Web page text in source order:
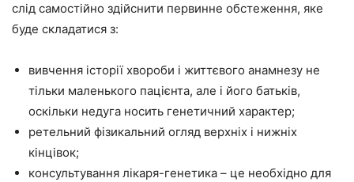
слід самостійно здійснити первинне обстеження, яке
буде складатися з:
вивчення історії хвороби і життєвого анамнезу не
тільки маленького пацієнта, але і його батьків,
оскільки недуга носить генетичний характер;
ретельний фізикальний огляд верхніх і нижніх
кінцівок;
консультування лікаря-генетика – це необхідно для